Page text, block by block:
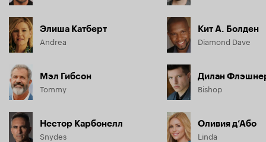
Элиша Катберт
Andrea
Мэл Гибсон
Tommy
Нестор Карбонелл
Snydes
Кит А. Болден
Diamond Dave
Дилан
Bishop
Оливия д’Або
Linda